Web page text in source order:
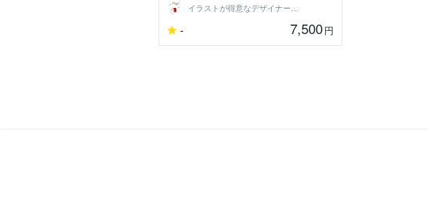
イラストが得意なデザイナー もぎ
- 7,500円